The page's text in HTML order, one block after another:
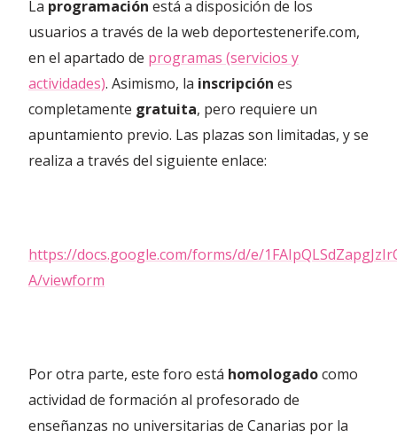
La programación está a disposición de los
usuarios a través de la web deportestenerife.com,
en el apartado de programas (servicios y
actividades). Asimismo, la inscripción es
completamente gratuita, pero requiere un
apuntamiento previo. Las plazas son limitadas, y se
realiza a través del siguiente enlace:
https://docs.google.com/forms/d/e/
A/viewform
Por otra parte, este foro está homologadocomo
actividad de formación al profesorado de
enseñanzas no universitarias de Canarias por la